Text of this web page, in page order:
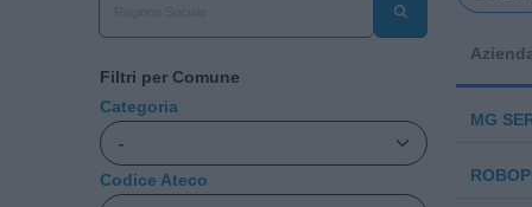
Filtri per Comune
Categoria
Codice Ateco
MG